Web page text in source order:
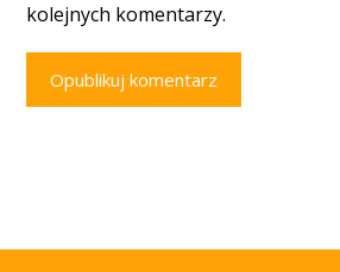
kolejnych komentarzy.
Opublikuj komentarz